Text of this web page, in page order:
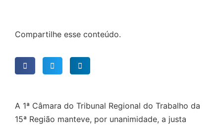
Compartilhe esse conteúdo.
A 1ª Câmara do Tribunal Regional do Trabalho da
15ª Região manteve, por unanimidade, a justa